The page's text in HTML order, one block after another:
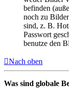
befinden
noch zu
sind, z. B.
Passwort
benutze den
Nach oben
Was sind globale